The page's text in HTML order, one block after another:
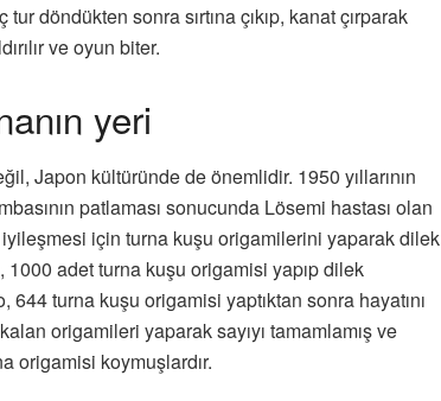
döndükten sonra sırtına çıkıp, kanat çırparak
ve oyun biter.
yeri
Japon kültüründe de önemlidir. 1950 yıllarının
patlaması sonucunda Lösemi hastası olan
iyileşmesi için turna kuşu origamilerini yaparak dilek
1000 adet turna kuşu origamisi yapıp dilek
turna kuşu origamisi yaptıktan sonra hayatını
origamileri yaparak sayıyı tamamlamış ve
origamisi koymuşlardır.